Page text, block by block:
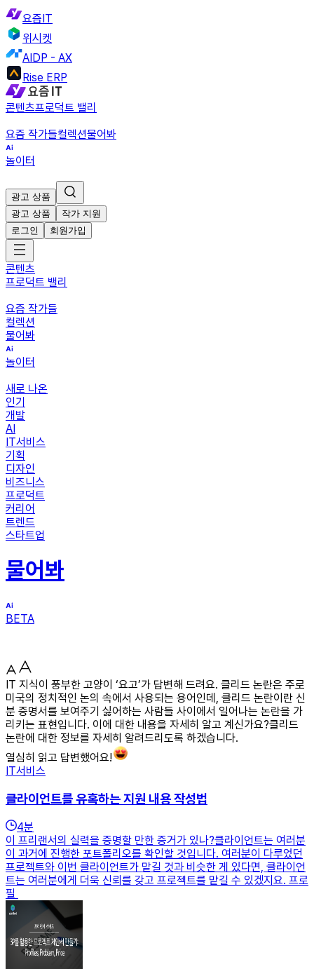
요즘IT
위시켓
AIDP - AX
Rise ERP
콘텐츠프로덕트 밸리
요즘 작가들컬렉션물어봐
놀이터
광고 상품
광고 상품
작가 지원
로그인
회원가입
콘텐츠
프로덕트 밸리
요즘 작가들
컬렉션
물어봐
놀이터
새로 나온
인기
개발
AI
IT서비스
기획
디자인
비즈니스
프로덕트
커리어
트렌드
스타트업
물어봐
BETA
IT 지식이 풍부한 고양이 ‘요고’가 답변해 드려요. 클리드 논란은 주로
미국의 정치적인 논의 속에서 사용되는 용어인데, 클리드 논란이란 신
분 증명서를 보여주기 싫어하는 사람들 사이에서 일어나는 논란을 가
리키는 표현입니다. 이에 대한 내용을 자세히 알고 계신가요?클리드
논란에 대한 정보를 자세히 알려드리도록 하겠습니다.
열심히 읽고 답변했어요!
IT서비스
클라이언트를 유혹하는 지원 내용 작성법
4분
이 프리랜서의 실력을 증명할 만한 증거가 있나?클라이언트는 여러분
이 과거에 진행한 포트폴리오를 확인할 것입니다. 여러분이 다루었던
프로젝트와 이번 클라이언트가 맡길 것과 비슷한 게 있다면, 클라이언
트는 여러분에게 더욱 신뢰를 갖고 프로젝트를 맡길 수 있겠지요. 프로
필